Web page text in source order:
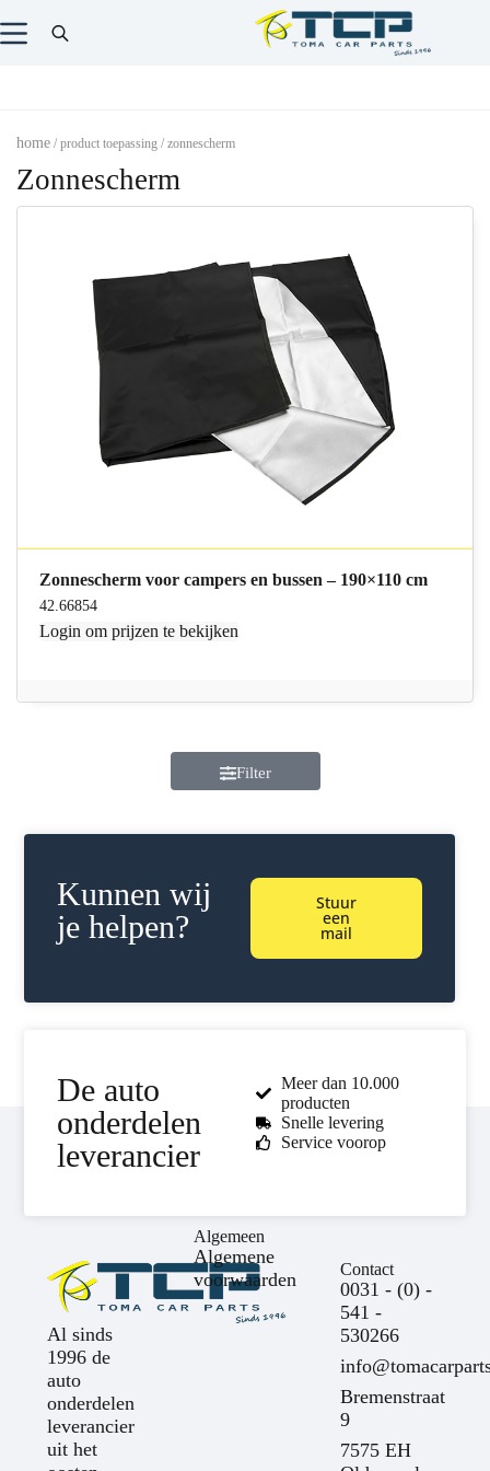
home / product toepassing / zonnescherm
Zonnescherm
Zonnescherm voor campers en bussen – 190×110 cm
42.66854
Login om prijzen te bekijken
Filter
Kunnen wij
je helpen?
Stuur
een
mail
De auto
onderdelen
leverancier
Meer dan 10.000
producten
Snelle levering
Service voorop
Al sinds
1996 de
auto
onderdelen
leverancier
uit het
Algemeen
Algemene
voorwaarden
Contact
0031 - (0) -
541 -
530266
Bremenstraat
9
7575 EH